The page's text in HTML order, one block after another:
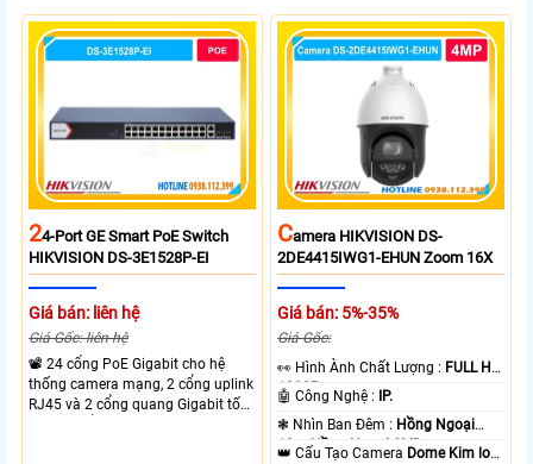
thông chuyển mạch đạt 68 Gbps
mạnh mẽ.
mạch 68Gbps đảm bảo hiệu suất
cao ổn định. Hỗ trợ truyền PoE xa
lên đến 300m cho hệ thống
24-Port GE Smart PoE Switch
HIKVISION DS-3E1528P-EI
Giá bán: liên hệ
Giá Gốc: liên hệ
📽 24 cổng PoE Gigabit cho hệ
thống camera mạng, 2 cổng uplink
RJ45 và 2 cổng quang Gigabit tốc
CAmera HIKVISION DS-
2DE4415IWG1-EHUN Zoom 16X
Giá bán: 5%-35%
Giá Gốc:
️👀 Hình Ành Chất Lượng : FULL HD
1080P .
🤖️ Công Nghệ :
IP.
❃ Nhìn Ban Đêm : Hồng Ngoại
10m Hồng Ngoại SMD.
👑 Cấu Tạo Camera Dome Kim loại